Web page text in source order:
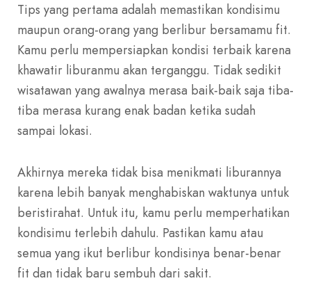
Tips yang pertama adalah memastikan kondisimu
maupun orang-orang yang berlibur bersamamu fit.
Kamu perlu mempersiapkan kondisi terbaik karena
khawatir liburanmu akan terganggu. Tidak sedikit
wisatawan yang awalnya merasa baik-baik saja tiba-
tiba merasa kurang enak badan ketika sudah
sampai lokasi.
Akhirnya mereka tidak bisa menikmati liburannya
karena lebih banyak menghabiskan waktunya untuk
beristirahat. Untuk itu, kamu perlu memperhatikan
kondisimu terlebih dahulu. Pastikan kamu atau
semua yang ikut berlibur kondisinya benar-benar
fit dan tidak baru sembuh dari sakit.